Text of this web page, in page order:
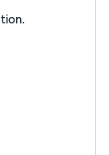
présentation.